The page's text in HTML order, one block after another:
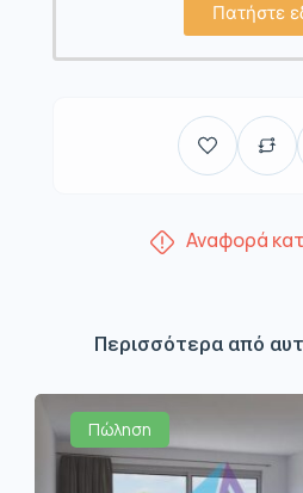
Πατήστε
Αναφορά
Περισσότερα από
Πώληση